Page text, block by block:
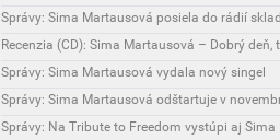
Správy: Sima Martausová posiela do rádií
Recenzia (CD): Sima Martausová – Dobrý deň,
Správy: Sima Martausová vydala nový singel
Správy: Sima Martausová odštartuje v
Správy: Na Tribute to Freedom vystúpi aj Sima